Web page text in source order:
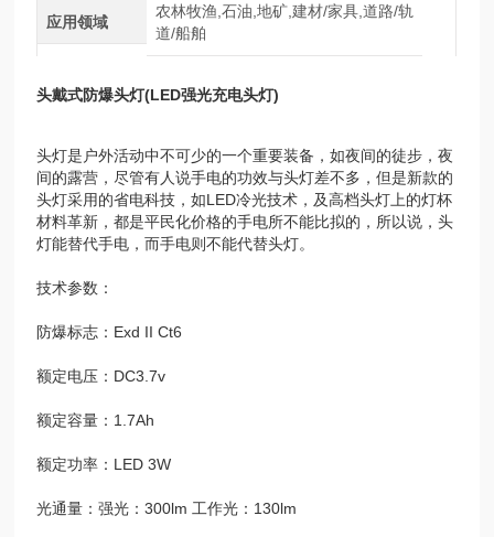
应用领域
农林牧渔,石油,地矿,建材/家具,道路/轨
道/船舶
头戴式防爆头灯(LED强光充电头灯)
头灯是户外活动中不可少的一个重要装备，如夜间的徒步，夜
间的露营，尽管有人说手电的功效与头灯差不多，但是新款的
头灯采用的省电科技，如LED冷光技术，及高档头灯上的灯杯
材料革新，都是平民化价格的手电所不能比拟的，所以说，头
灯能替代手电，而手电则不能代替头灯。
技术参数：
防爆标志：Exd II Ct6
额定电压：DC3.7v
额定容量：1.7Ah
额定功率：LED 3W
光通量：强光：300lm 工作光：130lm